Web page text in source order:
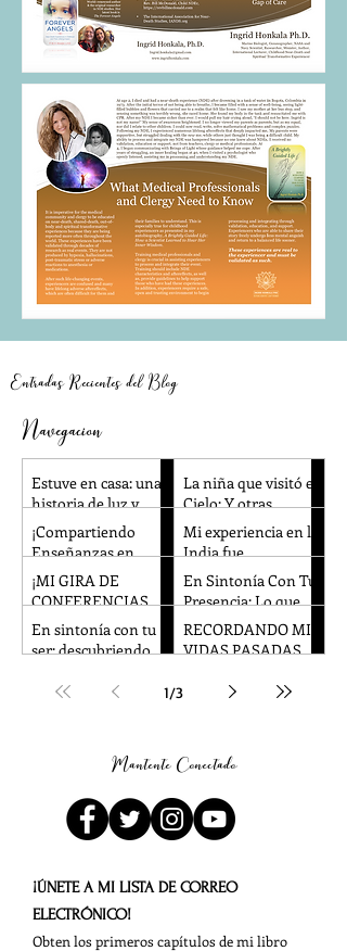
Entradas Recientes del Blog
Navegacion
Estuve en casa: una
historia de luz y
recuerdo.
La niña que visitó el
Cielo: Y otras
experiencias
cercanas a la
infancia
¡Compartiendo
Enseñanzas en
Alemania y la
República Checa!
Mi experiencia en la
India fue
absolutamente
increíble.
¡MI GIRA DE
CONFERENCIAS
POR EUROPA FUE
REALMENTE
En Sintonía Con Tu
Presencia: Lo que
esta en el camino
ES el camino
En sintonía con tu
ser: descubriendo
innovadoras de
RECORDANDO MIS
VIDAS PASADAS
Arguello.
1/3
Mantente Conectado
¡ÚNETE A MI LISTA DE CORREO
ELECTRÓNICO!
Obten los primeros capítulos demi libro